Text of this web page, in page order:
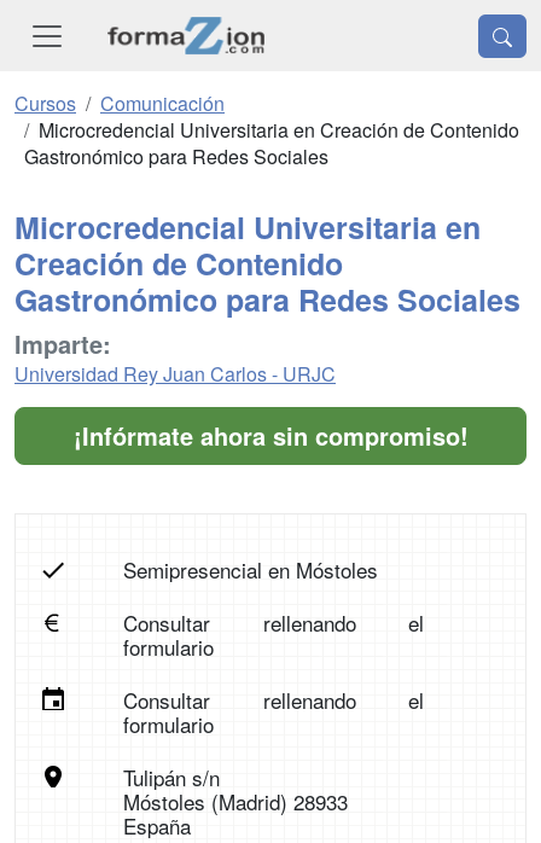
Cursos
Comunicación
Microcredencial Universitaria en Creación de Contenido
Gastronómico para Redes Sociales
Microcredencial Universitaria en
Creación de Contenido
Gastronómico para Redes Sociales
Imparte:
Universidad Rey Juan Carlos - URJC
¡Infórmate ahora sin compromiso!
Semipresencial en Móstoles
Consultar rellenando el
formulario
Consultar rellenando el
formulario
Tulipán s/n
Móstoles (Madrid) 28933
España